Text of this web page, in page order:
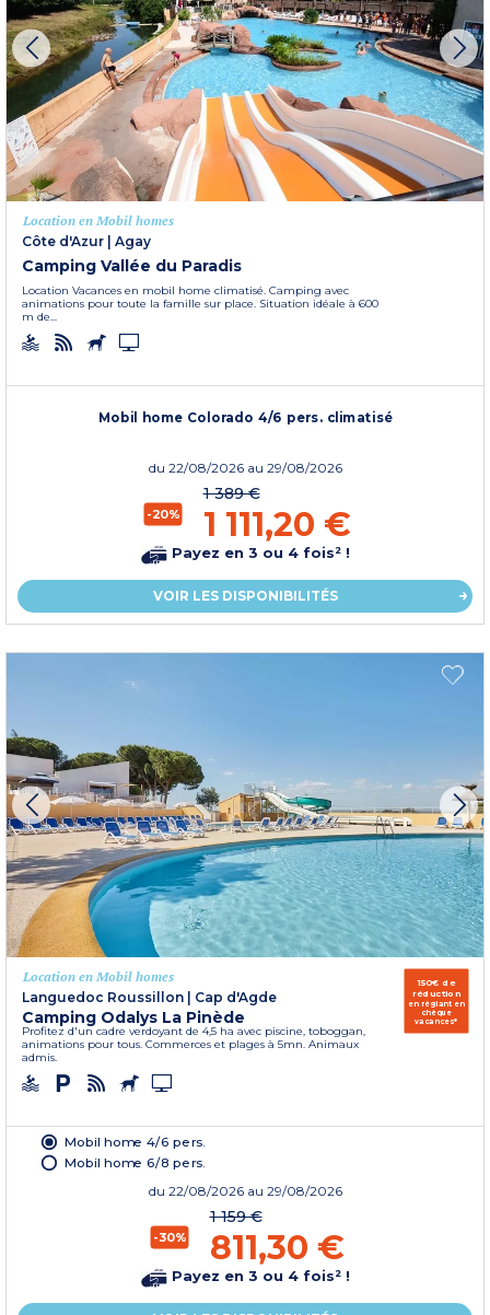
Location en Mobil homes
Côte d'Azur | Agay
Camping Vallée du Paradis
Location Vacances en mobil home climatisé. Camping avec
animations pour toute la famille sur place. Situation idéale à 600
m de...
Mobil home Colorado 4/6 pers. climatisé
du 22/08/2026 au 29/08/2026
-20%
1 389 €
1 111,20 €
Payez en 3 ou 4 fois² !
VOIR LES DISPONIBILITÉS
Location en Mobil homes
Languedoc Roussillon | Cap d'Agde
Camping Odalys La Pinède
Profitez d'un cadre verdoyant de 4,5 ha avec piscine, toboggan,
animations pour tous. Commerces et plages à 5mn. Animaux
admis.
150€ de
réduction
en réglant en
chèque
vacances*
Mobil home 4/6 pers.
Mobil home 6/8 pers.
du 22/08/2026 au 29/08/2026
-30%
1 159 €
811,30 €
Payez en 3 ou 4 fois² !